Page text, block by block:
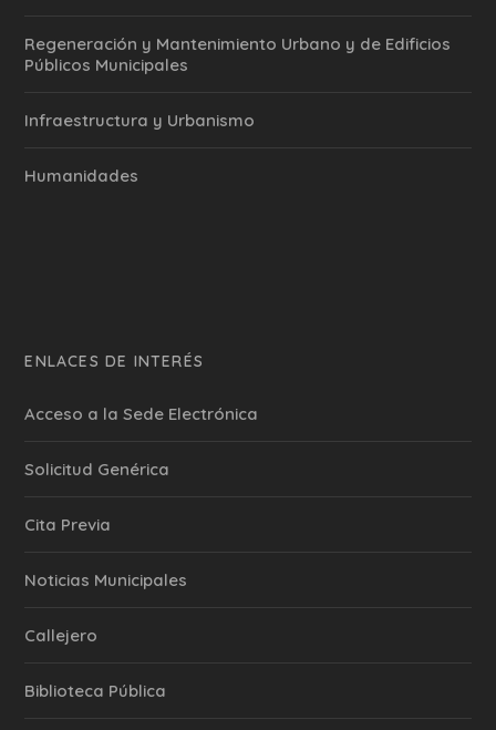
Regeneración y Mantenimiento Urbano y de Edificios
Públicos Municipales
Infraestructura y Urbanismo
Humanidades
ENLACES DE INTERÉS
Acceso a la Sede Electrónica
Solicitud Genérica
Cita Previa
‎Noticias Municipales
Callejero
Biblioteca Pública